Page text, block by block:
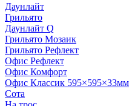
Даунлайт
Грильято
Даунлайт Q
Грильято Мозаик
Грильято Рефлект
Офис Рефлект
Офис Комфорт
Офис Классик 595×595×33мм
Сота